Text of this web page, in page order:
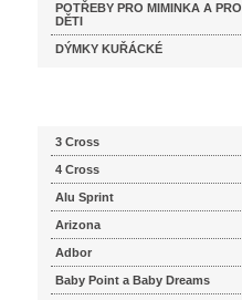
POTŘEBY PRO MIMINKA A PRO
DĚTI
DÝMKY KUŘÁCKÉ
3 Cross
4 Cross
Alu Sprint
Arizona
Adbor
Baby Point a Baby Dreams